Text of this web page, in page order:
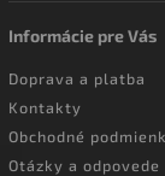
Informácie pre Vás
Doprava a platba
Kontakty
Obchodné
Otázky a odpovede